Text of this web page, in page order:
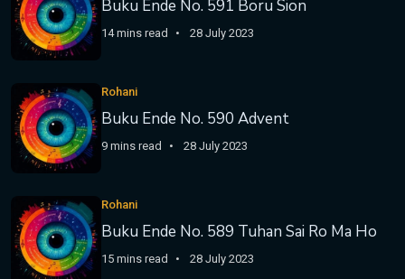
Buku Ende No. 591 Boru Sion
14 mins read 28 July 2023
Rohani
Buku Ende No. 590 Advent
9 mins read 28 July 2023
Rohani
Buku Ende No. 589 Tuhan Sai Ro Ma Ho
15 mins read 28 July 2023